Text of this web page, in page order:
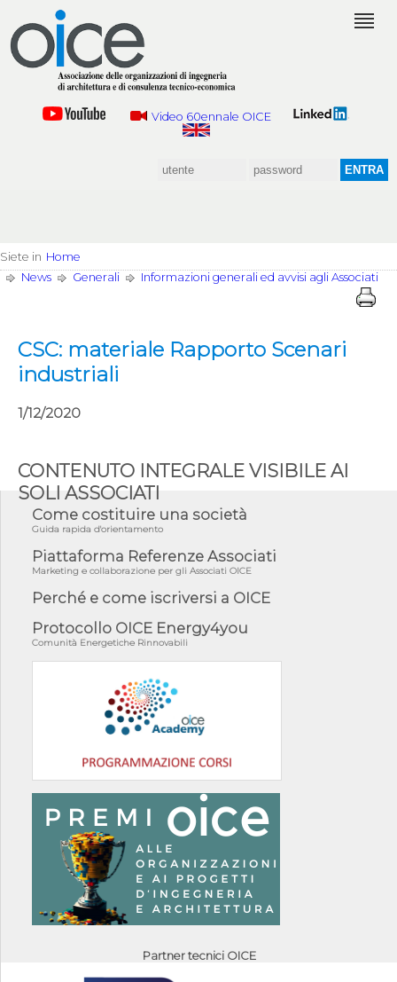
Video 60ennale OICE
Siete in Home
News
Generali Informazioni generali ed avvisi agli Associati
CSC: materiale Rapporto Scenari
industriali
1/12/2020
CONTENUTO INTEGRALE VISIBILE AI
SOLI ASSOCIATI
Come costituire una società
Guida rapida d'orientamento
Piattaforma Referenze Associati
Marketing e collaborazione per gli Associati OICE
Perché e come iscriversi a OICE
Protocollo OICE Energy4you
Comunità Energetiche Rinnovabili
Partner tecnici OICE